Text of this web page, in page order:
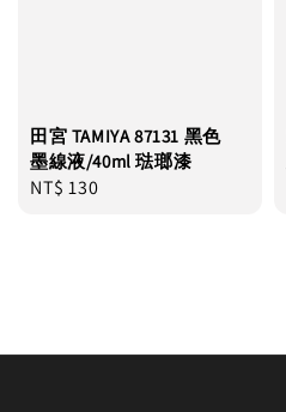
田宮 TAMIYA 87131 黑色
墨線液/40ml 琺瑯漆
Regular
NT$ 130